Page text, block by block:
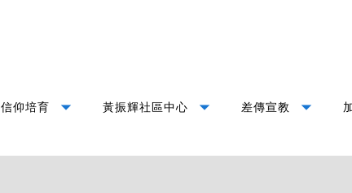
信仰培育 arrow_drop_down 黃振輝社區中心 arrow_drop_down 差傳宣教 arrow_drop_down